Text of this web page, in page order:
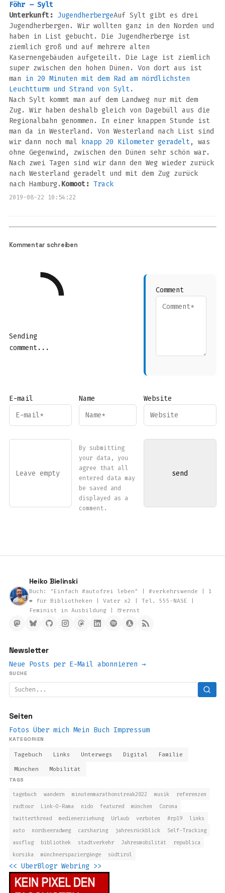
Föhr – Sylt
Unterkunft: JugendherbergeAuf Sylt gibt es drei
Jugendherbergen. Wir wollten ganz in den Norden und
haben in List gebucht. Die Jugendherberge ist
ziemlich groß und auf mehrere alten
Kasernengebäuden aufgeteilt. Die Lage ist ziemlich
super zwischen den hohen Dünen. Von dort aus ist
man
in 20 Minuten mit dem Rad am nördlichsten
Leuchtturm und Strand von Sylt.
Nach Sylt kommt man auf dem Landweg nur mit dem
Zug. Wir haben deshalb gleich von Dagebüll aus die
Regionalbahn genommen. In einer knappen Stunde ist
man da in Westerland. Von Westerland nach List sind
wir dann noch mal
knapp 20 Kilometer geradelt, was
ohne Gegenwind, zwischen den Dünen sehr schön war.
Nach zwei Tagen sind wir dann den Weg wieder zurück
nach Westerland geradelt und mit dem Zug zurück
nach Hamburg. Komoot: Track
2019-08-22 10:54:22
Kommentar schreiben
Sending
comment...
Comment
E-mail Name Website
By submitting
your data, you
agree that all
entered data may
be saved and
displayed as a
comment.
Heiko Bielinski
Buch: "Einfach #autofrei leben" | #verkehrswende | 1
❤️ für Bibliotheken | Vater x2 | Tel. 555-NASE |
Feminist in Ausbildung | 🍺ernst
Newsletter
Neue Posts per E-Mail abonnieren →
SUCHE
Seiten
Fotos Über mich Mein Buch Impressum
KATEGORIEN
Tagebuch Links Unterwegs Digital Familie
München
Mobilität
TAGS
tagebuch wandern minutenmarathonstreak2022 musik
referenzen
radtour
Link-O-Rama nido featured münchen
Corona
twitterthread
medienerziehung Urlaub verboten #rp19
links
auto
nordseeradweg carsharing jahresrückblick
Self-Tracking
ausflug
bibliothek stadtverkehr Jahresmobilität
republica
korsika
münchnerspaziergänge südtirol
<< UberBlogr Webring >>